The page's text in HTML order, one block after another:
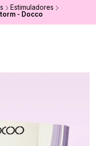
Estimuladores
- Docco